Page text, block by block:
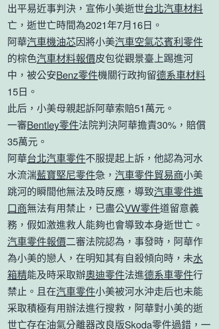
出平易近事判決，宣佈小美逝世台北汽車材料
亡，逝世亡時間為2021年7月16日。
阿華汽車機油芯因將小美汽車空氣芯賓利零件
的棕色汽車材料報價皮包從觀景臺上踢進河
中，被公安Benz零件機關行政拘留德系車材料
15日。
此后，小美母親起訴阿華索賠51萬元。
一審Bentley零件法院判決阿華擔責30%，賠償
35萬元。
阿華台北汽車零件不服提起上訴，他認為河水
水流湍藍寶堅尼零件急， 汽車零件貿易商小美
跳河的瞬間他無法及時反應，導致汽車零件進
口商無法有用禁止，已盡公VW零件道留意義
務，假如激進救人能夠也會導致本身逝世亡。
汽車零件報價二審法院認為，事發時，阿華作
為小美的戀人，在明知其有自殺傾向時，未水
箱精能及時采取辦奧迪零件法進德系車零件行
禁止。且在汽車零件小美被河水沖走后也未能
采取積極有用辦法進行搜救，阿華對小美的逝
世亡存在油氣分離器改良版Skoda零件過錯，一